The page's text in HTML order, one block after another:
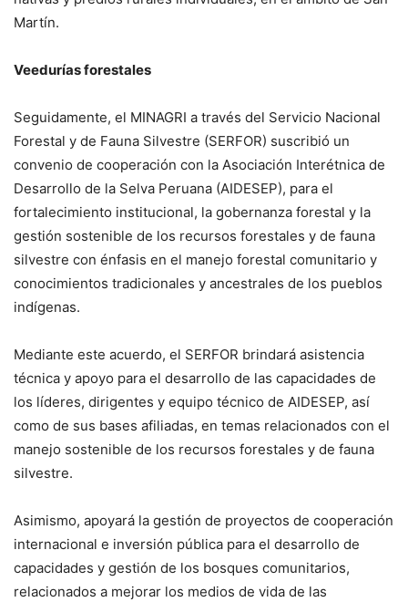
Martín.
Veedurías forestales
Seguidamente, el MINAGRI a través del Servicio Nacional
Forestal y de Fauna Silvestre (SERFOR) suscribió un
convenio de cooperación con la Asociación Interétnica de
Desarrollo de la Selva Peruana (AIDESEP), para el
fortalecimiento institucional, la gobernanza forestal y la
gestión sostenible de los recursos forestales y de fauna
silvestre con énfasis en el manejo forestal comunitario y
conocimientos tradicionales y ancestrales de los pueblos
indígenas.
Mediante este acuerdo, el SERFOR brindará asistencia
técnica y apoyo para el desarrollo de las capacidades de
los líderes, dirigentes y equipo técnico de AIDESEP, así
como de sus bases afiliadas, en temas relacionados con el
manejo sostenible de los recursos forestales y de fauna
silvestre.
Asimismo, apoyará la gestión de proyectos de cooperación
internacional e inversión pública para el desarrollo de
capacidades y gestión de los bosques comunitarios,
relacionados a mejorar los medios de vida de las